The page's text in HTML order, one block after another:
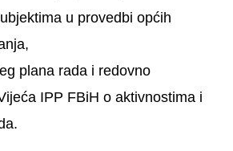
u provedbi općih
plana rada i redovno
IPP FBiH o aktivnostima i